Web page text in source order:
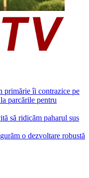
primărie îi contrazice pe
parcările pentru
să ridicăm paharul sus
o dezvoltare robustă